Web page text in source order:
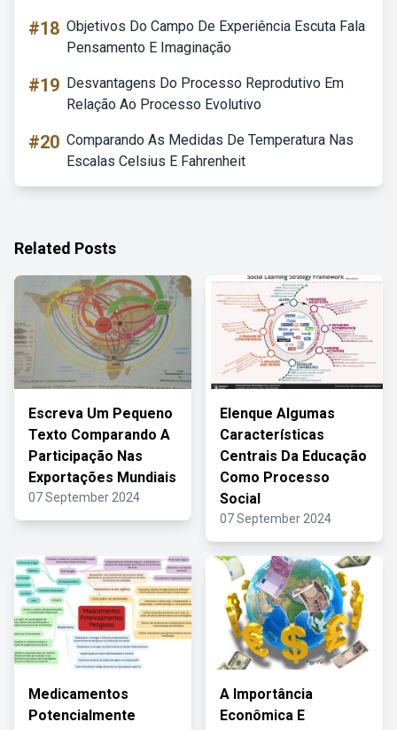
#18 Objetivos Do Campo De Experiência Escuta Fala
Pensamento E Imaginação
#19 Desvantagens Do Processo Reprodutivo Em
Relação Ao Processo Evolutivo
#20 Comparando As Medidas De Temperatura Nas
Escalas Celsius E Fahrenheit
Related Posts
Escreva Um Pequeno
Texto Comparando A
Participação Nas
Exportações Mundiais
07 September 2024
Elenque Algumas
Características
Centrais Da Educação
Como Processo
Social
07 September 2024
Medicamentos
Potencialmente
A Importância
Econômica E